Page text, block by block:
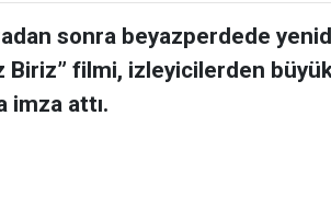
sonra beyazperdede
Biriz” filmi, izleyicilerden
imza attı.